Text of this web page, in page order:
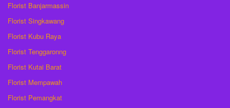
Florist Banjarmassin
Florist Singkawang
Florist Kubu Raya
Florist Tenggaronng
Florist Kutai Barat
Florist Mempawah
Florist Pemangkat